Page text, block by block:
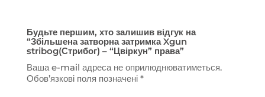
Будьте першим, хто залишив відгук на
“Збільшена затворна затримка Xgun
stribog(Стрибог) – “Цвіркун” права”
Ваша e-mail адреса не оприлюднюватиметься.
Обов’язкові поля позначені *